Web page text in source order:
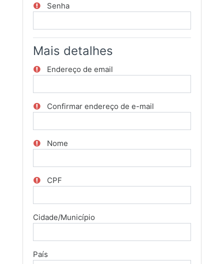
Senha
Mais detalhes
Endereço de email
Confirmar endereço de e-mail
Nome
CPF
Cidade/Município
País